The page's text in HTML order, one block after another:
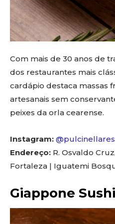
Com mais de 30 anos de
dos restaurantes mais
cardápio destaca massas
artesanais sem
peixes da orla cearense.
Instagram:
Endereço: R. Osvaldo
Fortaleza | Iguatemi
Giappone Sushi